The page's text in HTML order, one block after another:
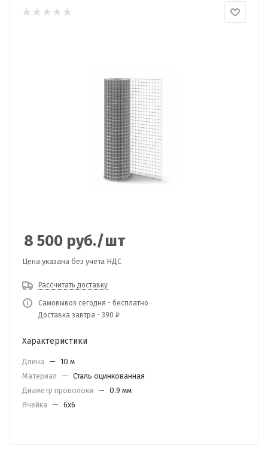
8 500 руб./шт
Цена указана без учета НДС
Рассчитать доставку
Самовывоз сегодня - бесплатно
Доставка завтра - 390 ₽
Характеристики
Длина — 10 м
Материал
— Сталь оцинкованная
Диаметр проволоки
— 0.9 мм
Ячейка — 6х6